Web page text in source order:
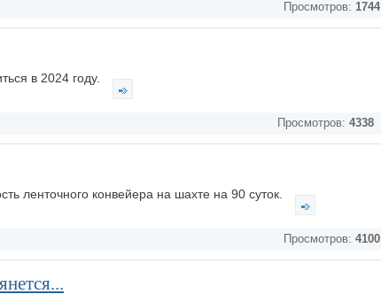
Просмотров: 1744
в 2024 году.
Просмотров: 4338
ленточного конвейера на шахте на 90 суток.
Просмотров: 4100